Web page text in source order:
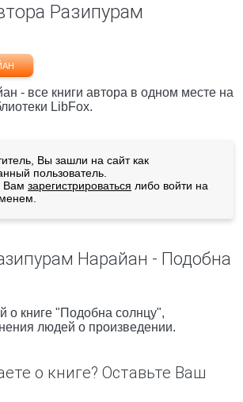
Разипурам
- все книги автора в одном месте на
LibFox.
Вы зашли на сайт как
пользователь.
Вам зарегистрироваться либо войти на
Нарайан - Подобна
о книге "Подобна солнцу",
людей о произведении.
о книге? Оставьте Ваш